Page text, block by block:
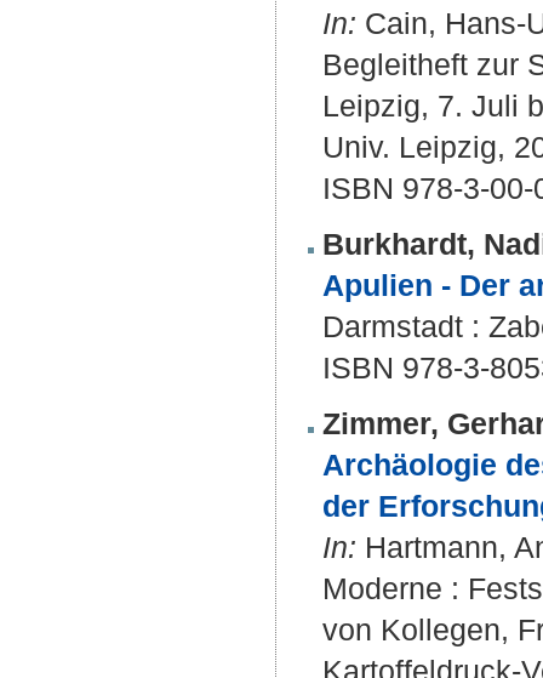
In: Cain, Hans-
Begleitheft zur
Leipzig, 7. Juli
Univ. Leipzig,
ISBN 978-3-
Burkhardt,
Apulien - Der
Darmstadt :
ISBN 978-3-
Zimmer,
Archäologie
der
In: Hartmann,
Moderne :
von Kollegen,
Kartoffeldruck-